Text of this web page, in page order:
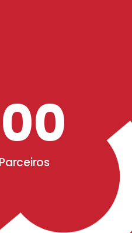
Parceiros